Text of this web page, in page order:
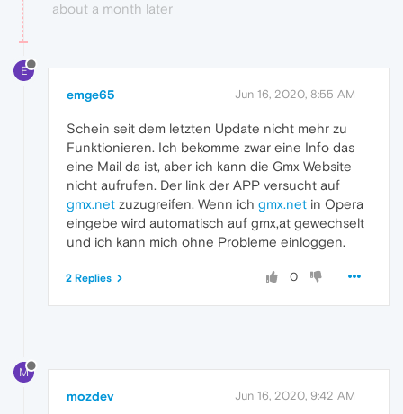
about a month later
E
emge65 Jun 16, 2020, 8:55 AM
Schein seit dem letzten Update nicht mehr zu
Funktionieren. Ich bekomme zwar eine Info das
eine Mail da ist, aber ich kann die Gmx Website
nicht aufrufen. Der link der APP versucht auf
gmx.net zuzugreifen. Wenn ich gmx.net in Opera
eingebe wird automatisch auf gmx,at gewechselt
und ich kann mich ohne Probleme einloggen.
0
2 Replies
M
mozdev Jun 16, 2020, 9:42 AM